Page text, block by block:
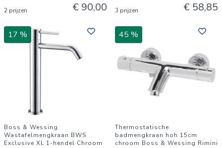
2 prijzen € 90,00 3 prijzen € 58,85
17 %
Boss & Wessing
Wastafelmengkraan BWS
Exclusive XL 1-hendel Chroom
45 %
Thermostatische
badmengkraan hoh 15cm
chroom Boss & Wessing Rimini